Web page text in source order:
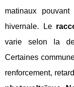
matinaux
hivernale. Le
varie selon la
Certaines
renforcement,